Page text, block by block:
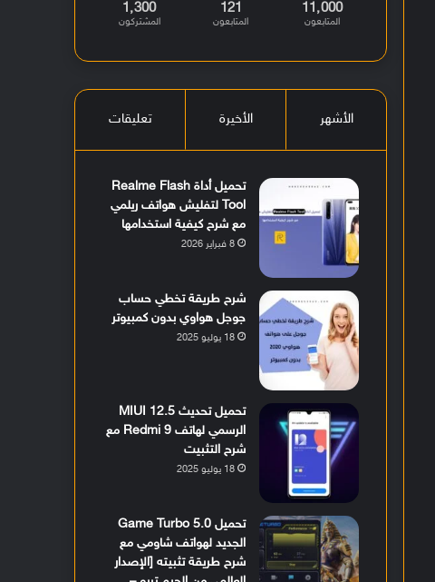
11٬000
المتابعون
121
المتابعون
1٬300
المشتركون
الأشهر الأخيرة تعليقات
تحميل أداة Realme Flash
Tool لتفليش هواتف ريلمي
مع شرح كيفية استخدامها
8 فبراير 2026
شرح طريقة تخطي حساب
جوجل هواوي بدون كمبيوتر
18 يوليو 2025
تحميل تحديث MIUI 12.5
الرسمي لهاتف Redmi 9 مع
شرح التثبيت
18 يوليو 2025
تحميل Game Turbo 5.0
الجديد لهواتف شاومي مع
شرح طريقة تثبيته [الإصدار